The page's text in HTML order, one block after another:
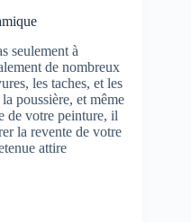
seulement à
de nombreux
les taches, et les
poussière, et même
de votre peinture, il
la revente de votre
attire